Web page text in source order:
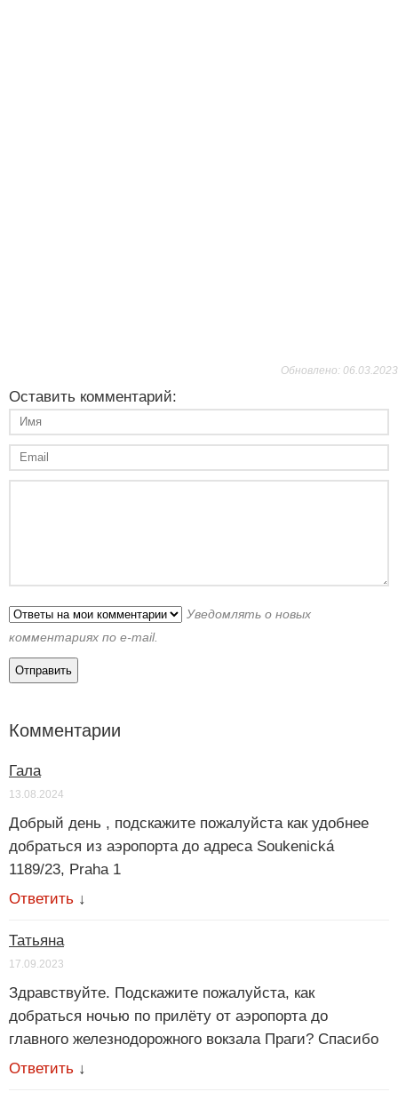
Обновлено: 06.03.2023
Оставить комментарий:
Уведомлять о новых
комментариях по e-mail.
Комментарии
Гала
13.08.2024
Добрый день , подскажите пожалуйста как удобнее
добраться из аэропорта до адреса Soukenická
1189/23, Praha 1
Ответить ↓
Татьяна
17.09.2023
Здравствуйте. Подскажите пожалуйста, как
добраться ночью по прилёту от аэропорта до
главного железнодорожного вокзала Праги? Спасибо
Ответить ↓